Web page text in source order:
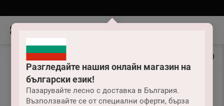
Разгледайте нашия онлайн магазин на
български език!
Пазарувайте лесно с доставка в България.
Възползвайте се от специални оферти, бърза